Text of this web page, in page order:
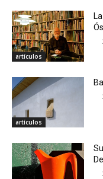
artículos
artículos